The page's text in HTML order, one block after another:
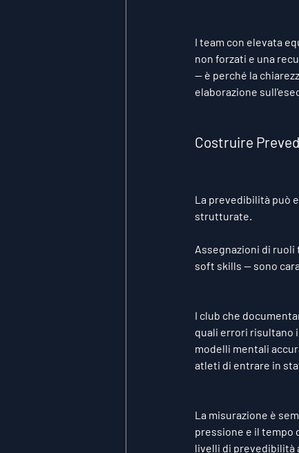
I team con elevata
non forzati e una
— è perché la
elaborazione
Costruire
La prevedibilità può
strutturate.
Assegnazioni di
soft skills — sono
I club che
quali errori risultano
modelli mentali
atleti di entrare in
La misurazione è
pressione e il tempo
livelli di prevedibilità